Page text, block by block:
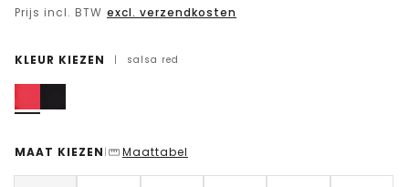
Prijs incl. BTW excl. verzendkosten
KLEUR KIEZEN | salsa red
MAAT KIEZEN | Maattabel